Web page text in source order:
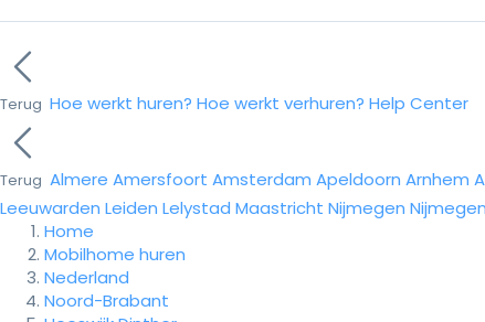
Terug Hoe werkt huren? Hoe werkt verhuren? Help Center
Terug Almere Amersfoort Amsterdam Apeldoorn Arnhem
Leeuwarden Leiden Lelystad Maastricht Nijmegen Nijmegen
Home
Mobilhome huren
Nederland
Noord-Brabant